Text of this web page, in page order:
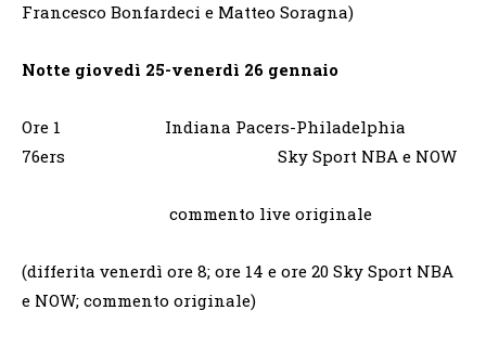
Francesco Bonfardeci e Matteo Soragna)
Notte giovedì 25-venerdì 26 gennaio
Ore 1 Indiana Pacers-Philadelphia
76ers Sky Sport NBA e NOW
commento live originale
(differita venerdì ore 8; ore 14 e ore 20 Sky Sport NBA
e NOW; commento originale)